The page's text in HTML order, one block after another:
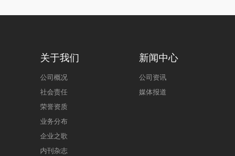
关于我们
公司概况
社会责任
荣誉资质
业务分布
企业之歌
内刊杂志
新闻中心
公司资讯
媒体报道